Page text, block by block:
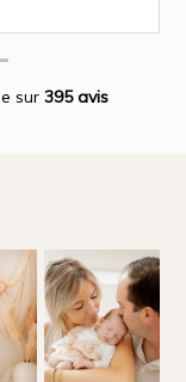
des plus
sur 395 avis